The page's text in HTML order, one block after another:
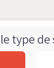
type